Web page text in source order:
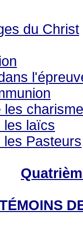
du Christ
les
les laïcs
les Pasteurs